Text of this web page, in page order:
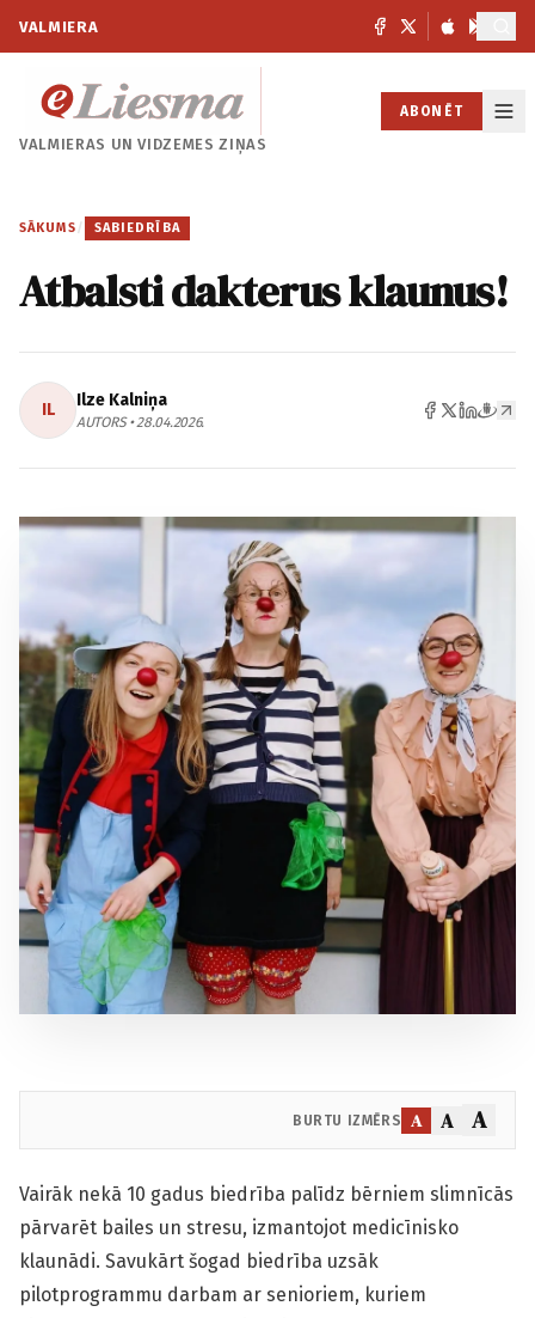
VALMIERA
VALMIERAS UNVIDZEMES ZIŅAS
ABONĒT
SĀKUMS / SABIEDRĪBA
Atbalsti dakterus klaunus!
IL Ilze Kalniņa
AUTORS • 28.04.2026.
BURTU IZMĒRS A A A
Vairāk nekā 10 gadus biedrība palīdz bērniem slimnīcās
pārvarēt bailes un stresu, izmantojot medicīnisko
klaunādi. Savukārt šogad biedrība uzsāk
pilotprogrammu darbam ar senioriem, kuriem